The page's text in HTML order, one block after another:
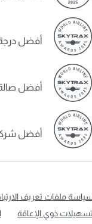
أفضل درجة
أفضل صالة
أفضل
ملفات تعريف
ذوي الإعاقة